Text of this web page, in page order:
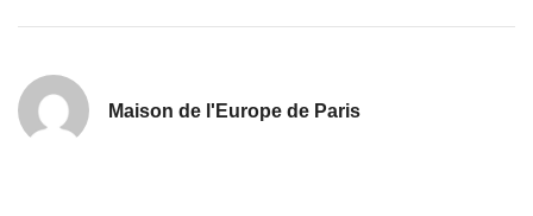
Maison de l'Europe de Paris